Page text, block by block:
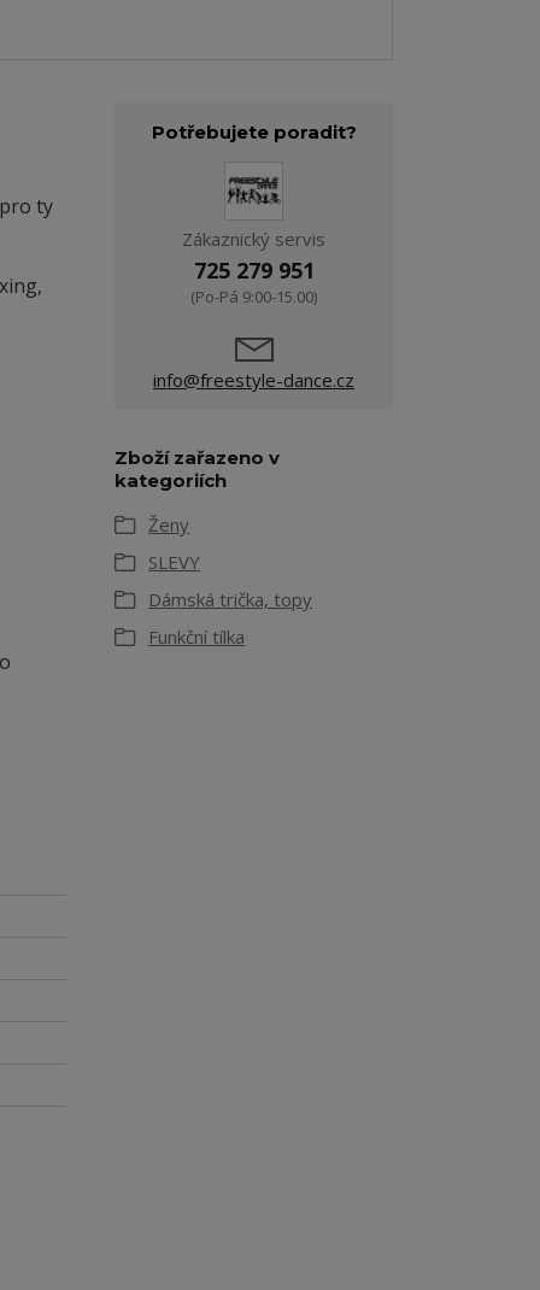
ty
Potřebujete poradit?
Zákaznický servis
725 279 951
(Po-Pá 9:00-15.00)
info@freestyle-dance.cz
Zboží zařazeno v
kategoriích
Ženy
SLEVY
Dámská trička, topy
Funkční tílka